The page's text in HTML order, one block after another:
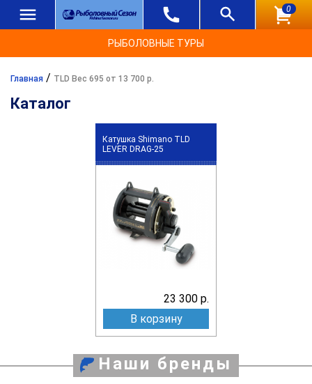
0
РЫБОЛОВНЫЕ ТУРЫ
Главная / TLD Вес 695 от 13 700 р.
Каталог
Катушка Shimano TLD
LEVER DRAG-25
23 300 р.
В корзину
Наши бренды